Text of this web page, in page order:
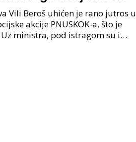
a zbog korupcije
Vili Beroš uhićen je rano jutros u
akcije PNUSKOK-a, što je
Uz ministra, pod istragom su i